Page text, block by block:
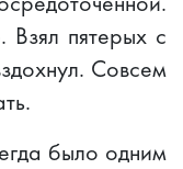
Взял пятерых с
Совсем
было одним